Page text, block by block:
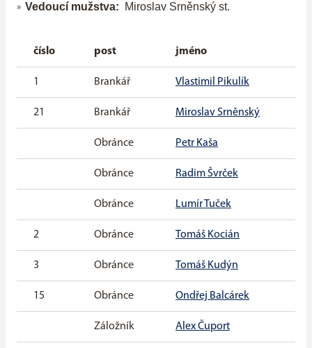
Vedoucí mužstva:
Miroslav Srněnský st.
číslo post jméno
1 Brankář Vlastimil Pikulík
21 Brankář Miroslav Srněnský
Obránce Petr Kaša
Obránce Radim Švrček
Obránce Lumír Tuček
2 Obránce Tomáš Kocián
3 Obránce Tomáš Kudýn
15 Obránce Ondřej Balcárek
Záložník Alex Čuport